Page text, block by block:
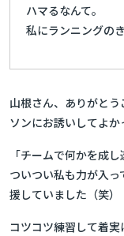
ハマるなんて。
私にランニングの
山根さん、ありがと
ソンにお誘いしてよか
「チームで何かを成
ついつい私も力が入
援していました（笑）
コツコツ練習して着